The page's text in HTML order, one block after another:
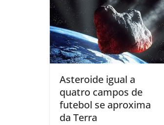
Asteroide igual a
quatro campos de
futebol se aproxima
da Terra